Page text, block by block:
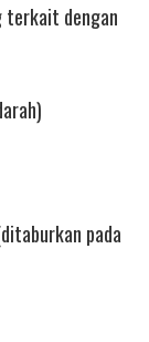
terkait dengan
pada